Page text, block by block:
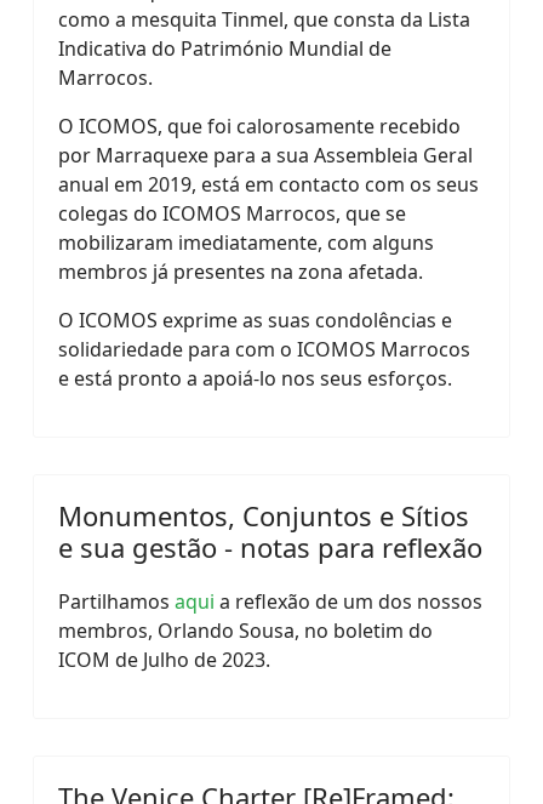
como a mesquita Tinmel, que consta da Lista
Indicativa do Património Mundial de
Marrocos.
O ICOMOS, que foi calorosamente recebido
por Marraquexe para a sua Assembleia Geral
anual em 2019, está em contacto com os seus
colegas do ICOMOS Marrocos, que se
mobilizaram imediatamente, com alguns
membros já presentes na zona afetada.
O ICOMOS exprime as suas condolências e
solidariedade para com o ICOMOS Marrocos
e está pronto a apoiá-lo nos seus esforços.
Monumentos, Conjuntos e Sítios
e sua gestão - notas para reflexão
Partilhamos aqui a reflexão de um dos nossos
membros, Orlando Sousa, no boletim do
ICOM de Julho de 2023.